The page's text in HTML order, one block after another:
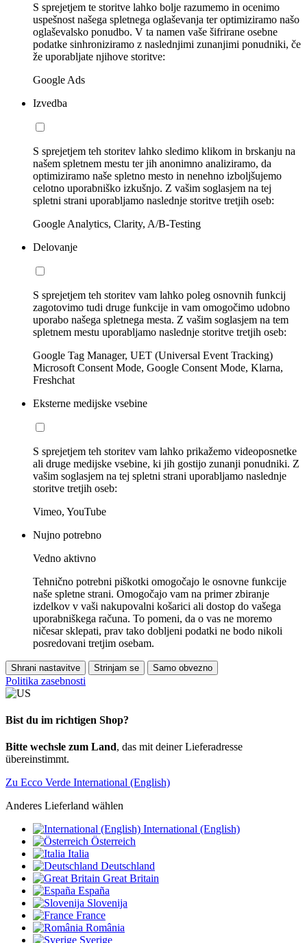
S sprejetjem te storitve lahko bolje razumemo in ocenimo
uspešnost našega spletnega oglaševanja ter optimiziramo našo
oglaševalsko ponudbo. V ta namen vaše šifrirane osebne
podatke sinhroniziramo z naslednjimi zunanjimi ponudniki, če
že uporabljate njihove storitve:
Google Ads
Izvedba
S sprejetjem teh storitev lahko sledimo klikom in brskanju na
našem spletnem mestu ter jih anonimno analiziramo, da
optimiziramo naše spletno mesto in nenehno izboljšujemo
celotno uporabniško izkušnjo. Z vašim soglasjem na tej
spletni strani uporabljamo naslednje storitve tretjih oseb:
Google Analytics, Clarity, A/B-Testing
Delovanje
S sprejetjem teh storitev vam lahko poleg osnovnih funkcij
zagotovimo tudi druge funkcije in vam omogočimo udobno
uporabo našega spletnega mesta. Z vašim soglasjem na tem
spletnem mestu uporabljamo naslednje storitve tretjih oseb:
Google Tag Manager, UET (Universal Event Tracking)
Microsoft Consent Mode, Google Consent Mode, Klarna,
Freshchat
Eksterne medijske vsebine
S sprejetjem teh storitev vam lahko prikažemo videoposnetke
ali druge medijske vsebine, ki jih gostijo zunanji ponudniki. Z
vašim soglasjem na tej spletni strani uporabljamo naslednje
storitve tretjih oseb:
Vimeo, YouTube
Nujno potrebno
Vedno aktivno
Tehnično potrebni piškotki omogočajo le osnovne funkcije
naše spletne strani. Omogočajo vam na primer zbiranje
izdelkov v vaši nakupovalni košarici ali dostop do vašega
uporabniškega računa. To pomeni, da o vas ne moremo
ničesar sklepati, prav tako dobljeni podatki ne bodo nikoli
posredovani tretjim osebam.
Shrani nastavitve Strinjam se Samo obvezno
Politika zasebnosti
Bist du im richtigen Shop?
Bitte wechsle zum Land, das mit deiner Lieferadresse
übereinstimmt.
Zu Ecco Verde International (English)
Anderes Lieferland wählen
International (English)
Österreich
Italia
Deutschland
Great Britain
España
Slovenija
France
România
Sverige